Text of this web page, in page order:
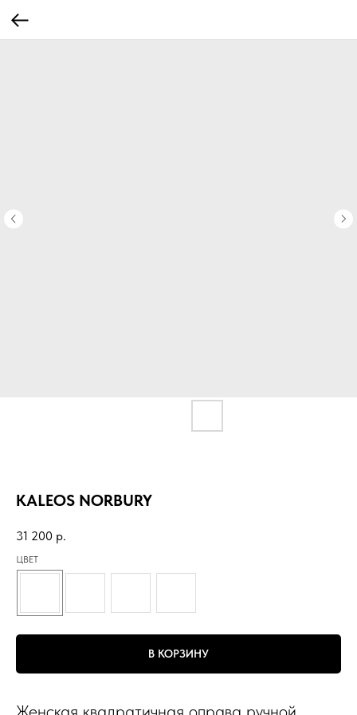
KALEOS NORBURY
31 200 р.
ЦВЕТ
В КОРЗИНУ